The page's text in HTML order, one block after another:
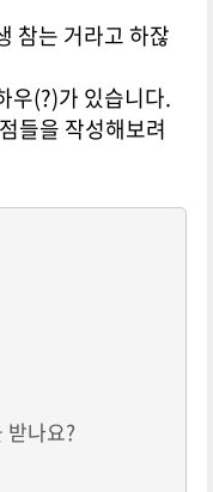
참는 거라고 하잖
우(?)가 있습니다.
들을 작성해보려
받나요?